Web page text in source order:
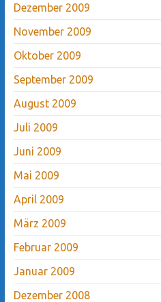
Dezember 2009
November 2009
Oktober 2009
September 2009
August 2009
Juli 2009
Juni 2009
Mai 2009
April 2009
März 2009
Februar 2009
Januar 2009
Dezember 2008